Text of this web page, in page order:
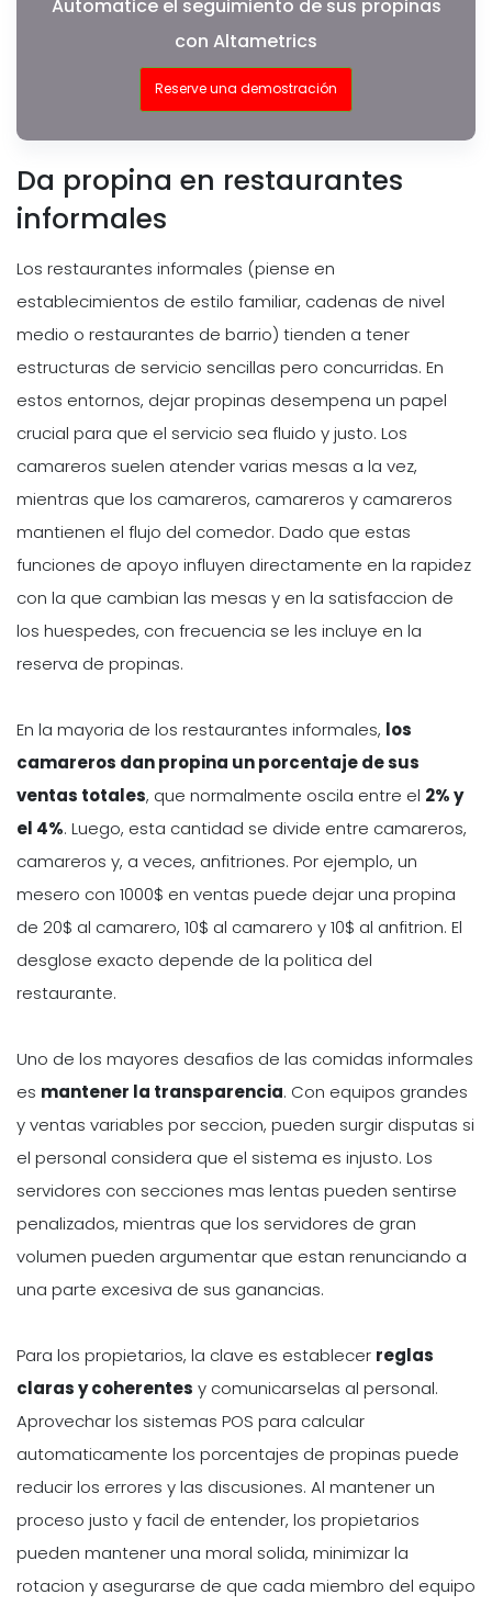
Automatice el seguimiento de sus propinas
con Altametrics
Reserve una demostración
Da propina en restaurantes
informales
Los restaurantes informales (piense en
establecimientos de estilo familiar, cadenas de nivel
medio o restaurantes de barrio) tienden a tener
estructuras de servicio sencillas pero concurridas. En
estos entornos, dejar propinas desempena un papel
crucial para que el servicio sea fluido y justo. Los
camareros suelen atender varias mesas a la vez,
mientras que los camareros, camareros y camareros
mantienen el flujo del comedor. Dado que estas
funciones de apoyo influyen directamente en la rapidez
con la que cambian las mesas y en la satisfaccion de
los huespedes, con frecuencia se les incluye en la
reserva de propinas.
En la mayoria de los restaurantes informales, los
camareros dan propina un porcentaje de sus
ventas totales, que normalmente oscila entre el 2% y
el 4%. Luego, esta cantidad se divide entre camareros,
camareros y, a veces, anfitriones. Por ejemplo, un
mesero con 1000$ en ventas puede dejar una propina
de 20$ al camarero, 10$ al camarero y 10$ al anfitrion. El
desglose exacto depende de la politica del
restaurante.
Uno de los mayores desafios de las comidas informales
es mantener la transparencia. Con equipos grandes
y ventas variables por seccion, pueden surgir disputas si
el personal considera que el sistema es injusto. Los
servidores con secciones mas lentas pueden sentirse
penalizados, mientras que los servidores de gran
volumen pueden argumentar que estan renunciando a
una parte excesiva de sus ganancias.
Para los propietarios, la clave es establecer reglas
claras y coherentes y comunicarselas al personal.
Aprovechar los sistemas POS para calcular
automaticamente los porcentajes de propinas puede
reducir los errores y las discusiones. Al mantener un
proceso justo y facil de entender, los propietarios
pueden mantener una moral solida, minimizar la
rotacion y asegurarse de que cada miembro del equipo